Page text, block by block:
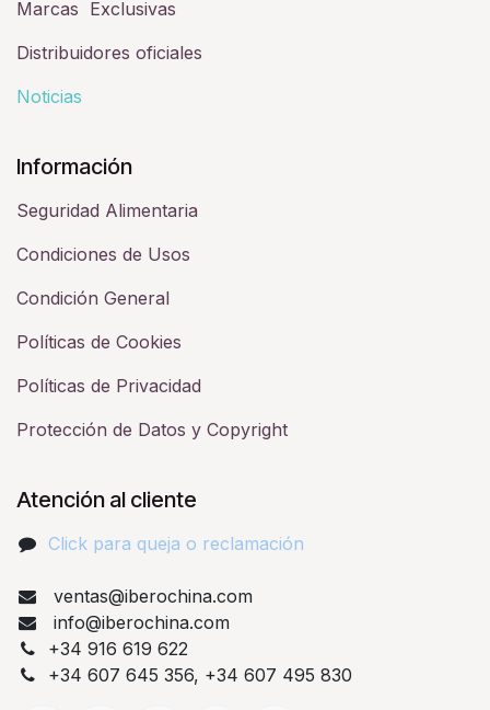
Marcas Exclusivas
Distribuidores oficiales
Noticias
Información
Seguridad Alimentaria
Condiciones de Usos
Condición General
Políticas de Cookies
Políticas de Privacidad
Protección de Datos y Copyright
Atención al cliente
Click para queja o reclamación​
ventas@iberochina.com
info@iberochina.com
+34 916 619 622
+34 607 645 356, +34 607 495 830